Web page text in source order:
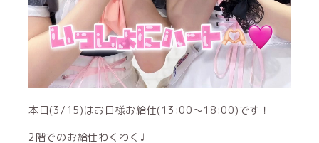
本日(3/15)はお日様お給仕(13:00〜18:00)です！
2階でのお給仕わくわく♩